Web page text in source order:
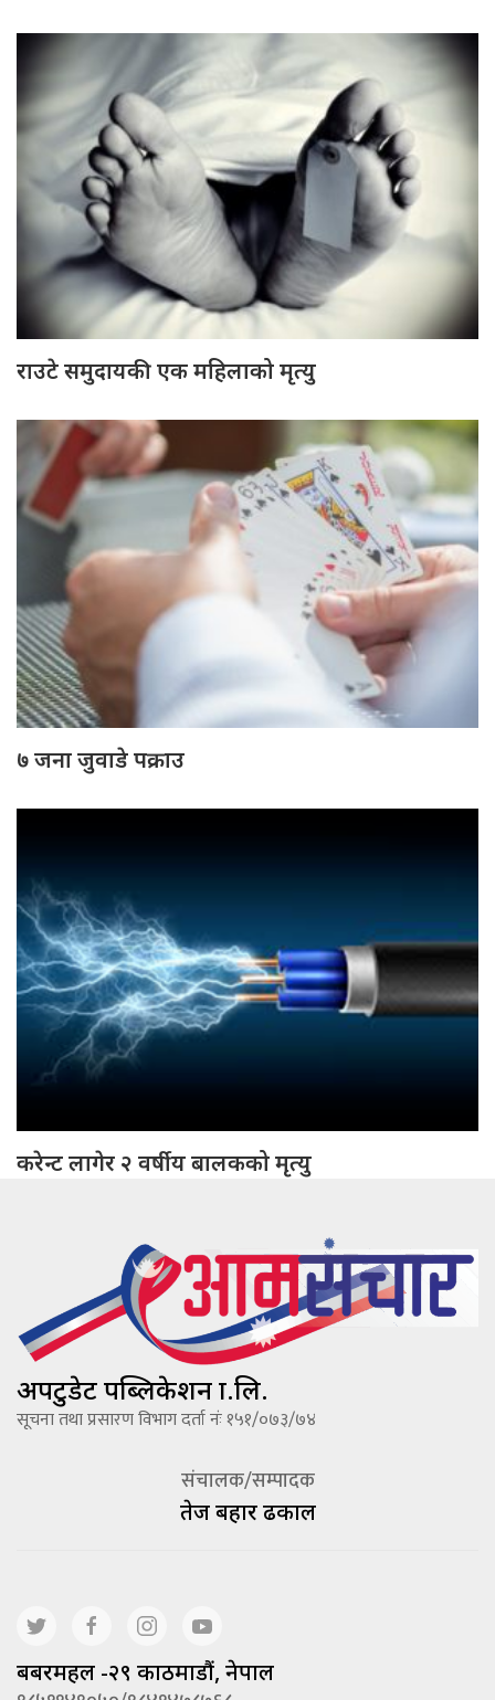
राउटे समुदायकी एक महिलाको मृत्यु
७ जना जुवाडे पक्राउ
करेन्ट लागेर २ वर्षीय बालकको मृत्यु
अपटुडेट पब्लिकेशन प्रा.लि.
सूचना तथा प्रसारण विभाग दर्ता नंः १५१/०७३/७४
संचालक/सम्पादक
तेज बहादूर ढकाल
बबरमहल -२९ काठमाडौं, नेपाल